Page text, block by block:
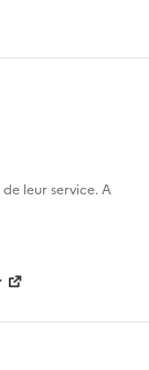
leur service. A